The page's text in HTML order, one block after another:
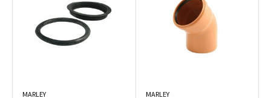
MARLEY MARLEY